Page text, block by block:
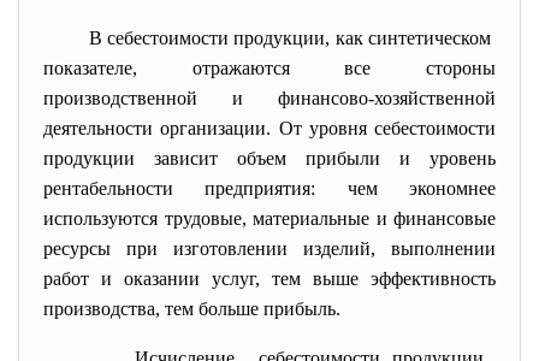
В себестоимости продукции, как синтетическом
показателе, отражаются все стороны
производственной и финансово-хозяйственной
деятельности организации. От уровня себестоимости
продукции зависит объем прибыли и уровень
рентабельности предприятия: чем экономнее
используются трудовые, материальные и финансовые
ресурсы при изготовлении изделий, выполнении
работ и оказании услуг, тем выше эффективность
производства, тем больше прибыль.